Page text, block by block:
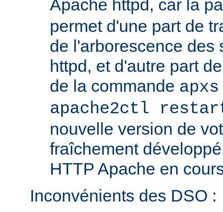
Apache httpd, car la
permet d'une part de
de l'arborescence des
httpd, et d'autre part
de la commande
apache2ctl
nouvelle version de
fraîchement
HTTP Apache en
Inconvénients des DSO :